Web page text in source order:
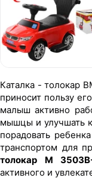
Каталка - толокар
приносит пользу
малыш активно
мышцы и улучшать
порадовать
транспортом для
толокар M
активного и